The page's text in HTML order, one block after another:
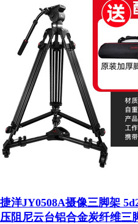
捷洋JY0508A摄像三脚架
压阻尼云台铝合金炭纤维三